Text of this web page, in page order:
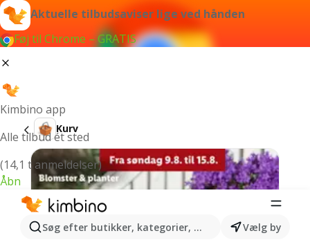
Aktuelle tilbudsaviser lige ved hånden
Føj til Chrome – GRATIS
Kimbino app
Alle tilbud ét sted
(14,1 t anmeldelser)
Åbn
Søg efter butikker, kategorier, produkter...Vælg by
Kurv